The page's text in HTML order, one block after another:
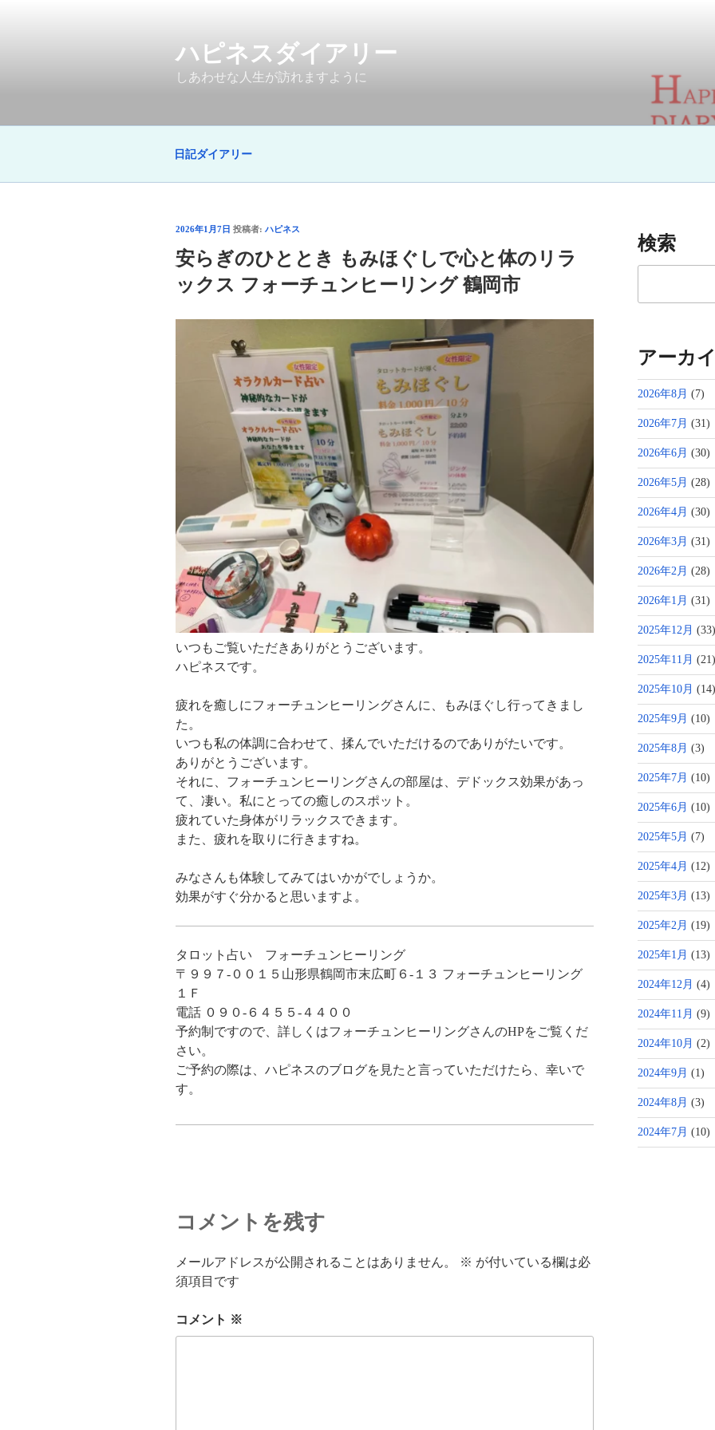
ス
プ
ハピネスダイアリー
しあわせな人生が訪れますように
日記ダイアリー
投
日:
2026年1月7日 投稿者: ハピネス
安らぎのひととき もみほぐしで心と体のリラ
ックス フォーチュンヒーリング 鶴岡市
いつもご覧いただきありがとうございます。
ハピネスです。
疲れを癒しにフォーチュンヒーリングさんに、もみほぐし行ってきまし
た。
いつも私の体調に合わせて、揉んでいただけるのでありがたいです。
ありがとうございます。
それに、フォーチュンヒーリングさんの部屋は、デドックス効果があっ
て、凄い。私にとっての癒しのスポット。
疲れていた身体がリラックスできます。
また、疲れを取りに行きますね。
みなさんも体験してみてはいかがでしょうか。
効果がすぐ分かると思いますよ。
タロット占い フォーチュンヒーリング
〒９９７-００１５山形県鶴岡市末広町６-１３ フォーチュンヒーリング
１Ｆ
電話 ０９０-６４５５-４４００
予約制ですので、詳しくはフォーチュンヒーリングさんのHPをご覧くだ
さい。
ご予約の際は、ハピネスのブログを見たと言っていただけたら、幸いで
す。
コメントを残す
メールアドレスが公開されることはありません。 ※ が付いている欄は必
須項目です
コメント ※
検索
アーカ
2026年8月 (7)
2026年7月 (31)
2026年6月 (30)
2026年5月 (28)
2026年4月 (30)
2026年3月 (31)
2026年2月 (28)
2026年1月 (31)
2025年12月 (33)
2025年11月 (21)
2025年10月 (14)
2025年9月 (10)
2025年8月 (3)
2025年7月 (10)
2025年6月 (10)
2025年5月 (7)
2025年4月 (12)
2025年3月 (13)
2025年2月 (19)
2025年1月 (13)
2024年12月 (4)
2024年11月 (9)
2024年10月 (2)
2024年9月 (1)
2024年8月 (3)
2024年7月 (10)